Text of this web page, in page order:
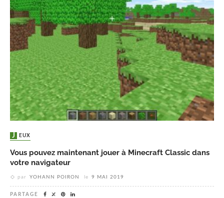
JEUX
Vous pouvez maintenant jouer à Minecraft Classic dans
votre navigateur
par YOHANN POIRON le 9 MAI 2019
PARTAGE